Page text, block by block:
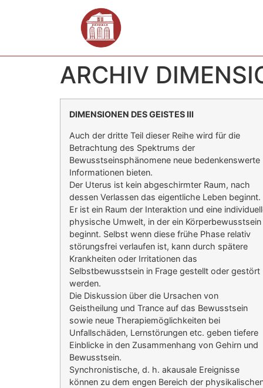
ARCHIV
DIMENSIONEN DES GEISTES III
Auch der dritte Teil dieser Reihe wird für die
Betrachtung des Spektrums der
Bewusstseinsphänomene neue bedenkenswerte
Informationen bieten.
Der Uterus ist kein abgeschirmter Raum, nach
dessen Verlassen das eigentliche Leben beginnt.
Er ist ein Raum der Interaktion und eine
physische Umwelt, in der ein Körperbewusstsein
beginnt. Selbst wenn diese frühe Phase relativ
störungsfrei verlaufen ist, kann durch spätere
Krankheiten oder Irritationen das
Selbstbewusstsein in Frage gestellt oder gestört
werden.
Die Diskussion über die Ursachen von
Geistheilung und Trance auf das Bewusstsein
sowie neue Therapiemöglichkeiten bei
Unfallschäden, Lernstörungen etc. geben tiefere
Einblicke in den Zusammenhang von Gehirn und
Bewusstsein.
Synchronistische, d. h. akausale Ereignisse
können zu dem engen Bereich der